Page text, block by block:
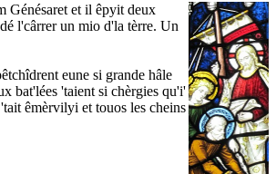
Génésaret et il êpyit deux
l'cârrer un mio d'la tèrre. Un
eune si grande hâle
bat'lées 'taient si chèrgies qu'i'
êmèrvilyi et touos les cheins